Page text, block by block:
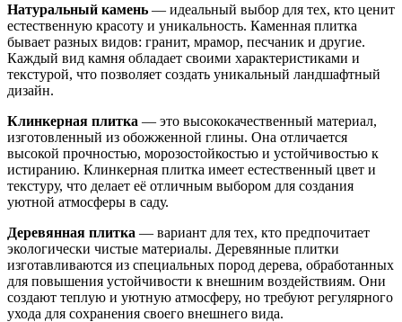
Натуральный камень — идеальный выбор для тех, кто ценит
естественную красоту и уникальность. Каменная плитка
бывает разных видов: гранит, мрамор, песчаник и другие.
Каждый вид камня обладает своими характеристиками и
текстурой, что позволяет создать уникальный ландшафтный
дизайн.
Клинкерная плитка — это высококачественный материал,
изготовленный из обожженной глины. Она отличается
высокой прочностью, морозостойкостью и устойчивостью к
истиранию. Клинкерная плитка имеет естественный цвет и
текстуру, что делает её отличным выбором для создания
уютной атмосферы в саду.
Деревянная плитка — вариант для тех, кто предпочитает
экологически чистые материалы. Деревянные плитки
изготавливаются из специальных пород дерева, обработанных
для повышения устойчивости к внешним воздействиям. Они
создают теплую и уютную атмосферу, но требуют регулярного
ухода для сохранения своего внешнего вида.